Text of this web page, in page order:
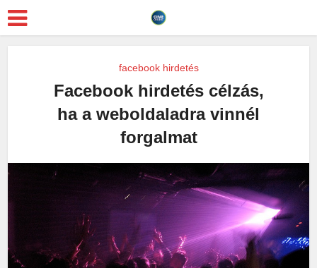
facebook hirdetés
Facebook hirdetés célzás,
ha a weboldaladra vinnél
forgalmat